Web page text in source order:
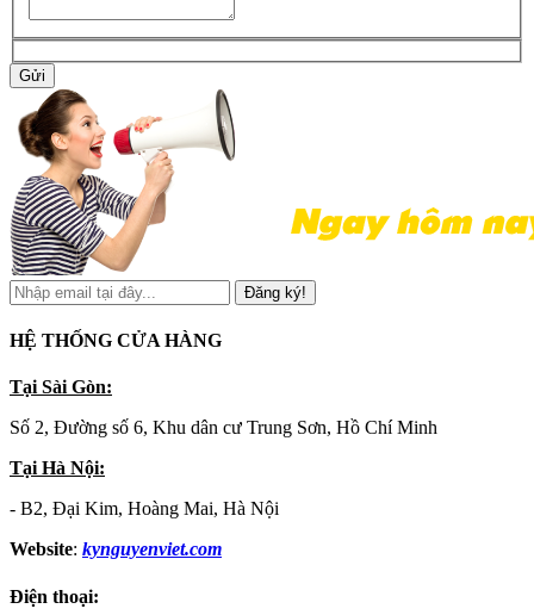
Gửi
Đăng ký!
HỆ THỐNG CỬA HÀNG
Tại Sài Gòn:
Số 2, Đường số 6, Khu dân cư Trung Sơn, Hồ Chí Minh
Tại Hà Nội:
- B2, Đại Kim, Hoàng Mai, Hà Nội
Website: kynguyenviet.com
Điện thoại: